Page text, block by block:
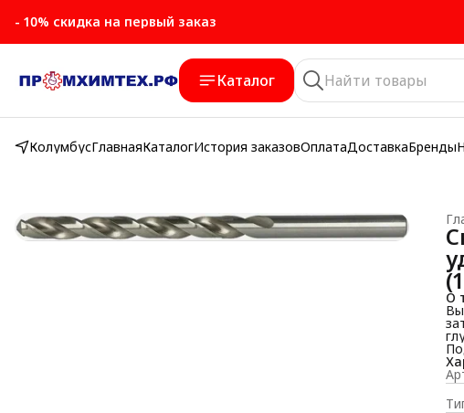
- 10% скидка на первый заказ
- 10% скидка на первый заказ
Каталог
КолумбусГлавнаяКаталогИстория заказовОплатаДоставкаБренды
О